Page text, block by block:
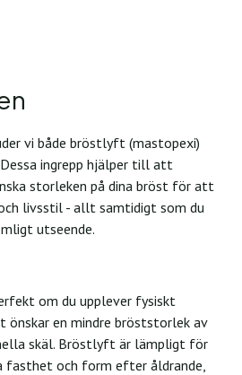
vi både bröstlyft (mastopexi)
ingrepp hjälper till att
storleken på dina bröst för att
livsstil - allt samtidigt som du
utseende.
om du upplever fysiskt
önskar en mindre bröststorlek av
skäl. Bröstlyft är lämpligt för
och form efter åldrande,